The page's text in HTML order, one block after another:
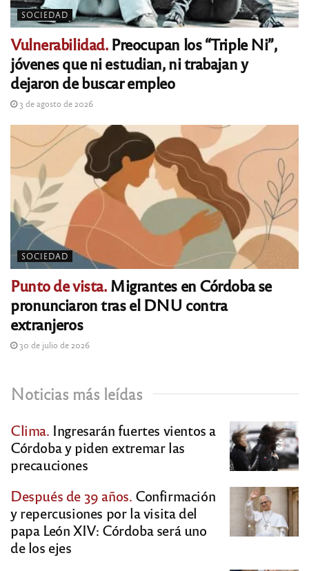
SOCIEDAD
Vulnerabilidad.Preocupan los “Triple Ni”,
jóvenes que ni estudian, ni trabajan y
dejaron de buscar empleo
3 de agosto de 2026
SOCIEDAD
Punto de vista.Migrantes en Córdoba se
pronunciaron tras el DNU contra
extranjeros
30 de julio de 2026
Noticias más leídas
Clima. Ingresarán fuertes vientos a
Córdoba y piden extremar las
precauciones
Después de 39 años. Confirmación
y repercusiones por la visita del
papa León XIV: Córdoba será uno
de los ejes